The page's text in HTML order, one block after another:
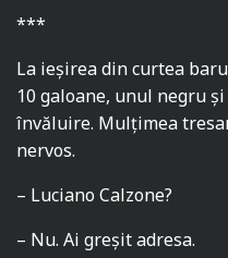
***
La ieșirea din curtea
10 galoane, unul negru
învăluire. Mulțimea
nervos.
– Luciano Calzone?
– Nu. Ai greșit adresa.